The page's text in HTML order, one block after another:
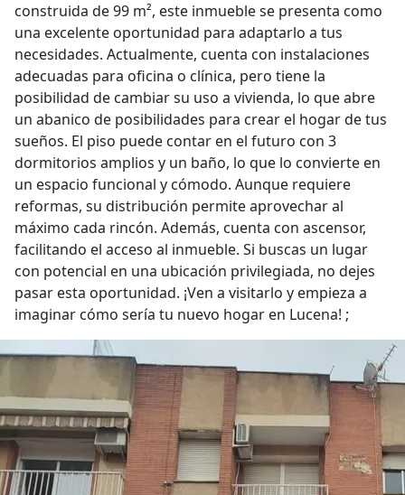
construida de 99 m², este inmueble se presenta como
una excelente oportunidad para adaptarlo a tus
necesidades. Actualmente, cuenta con instalaciones
adecuadas para oficina o clínica, pero tiene la
posibilidad de cambiar su uso a vivienda, lo que abre
un abanico de posibilidades para crear el hogar de tus
sueños. El piso puede contar en el futuro con 3
dormitorios amplios y un baño, lo que lo convierte en
un espacio funcional y cómodo. Aunque requiere
reformas, su distribución permite aprovechar al
máximo cada rincón. Además, cuenta con ascensor,
facilitando el acceso al inmueble. Si buscas un lugar
con potencial en una ubicación privilegiada, no dejes
pasar esta oportunidad. ¡Ven a visitarlo y empieza a
imaginar cómo sería tu nuevo hogar en Lucena! ;